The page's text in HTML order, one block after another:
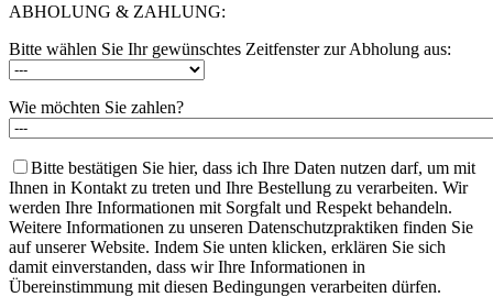
ABHOLUNG & ZAHLUNG:
Bitte wählen Sie Ihr gewünschtes Zeitfenster zur Abholung aus:
Wie möchten Sie zahlen?
Bitte bestätigen Sie hier, dass ich Ihre Daten nutzen darf, um mit
Ihnen in Kontakt zu treten und Ihre Bestellung zu verarbeiten. Wir
werden Ihre Informationen mit Sorgfalt und Respekt behandeln.
Weitere Informationen zu unseren Datenschutzpraktiken finden Sie
auf unserer Website. Indem Sie unten klicken, erklären Sie sich
damit einverstanden, dass wir Ihre Informationen in
Übereinstimmung mit diesen Bedingungen verarbeiten dürfen.